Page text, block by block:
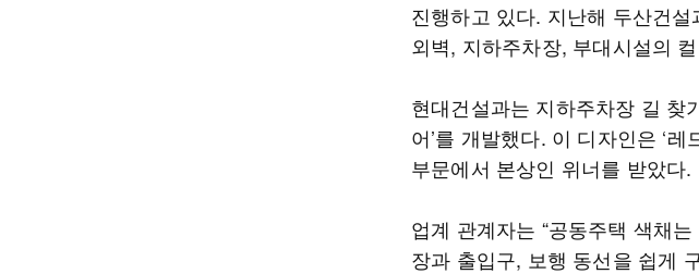
진행하고 있다. 지난해 두산건설
외벽, 지하주차장, 부대시설의
현대건설과는 지하주차장 길 찾
어’를 개발했다. 이 디자인은 ‘
부문에서 본상인 위너를 받았다.
업계 관계자는 “공동주택 색채
장과 출입구, 보행 동선을 쉽게